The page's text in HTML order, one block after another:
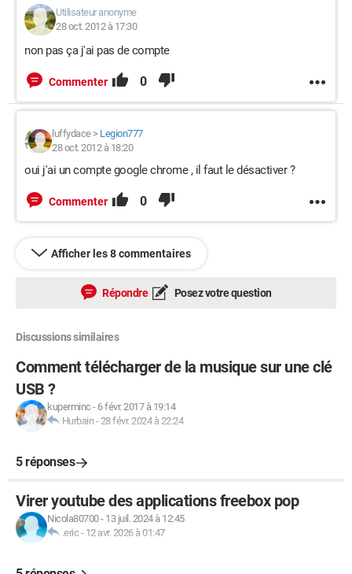
Utilisateur anonyme
28 oct. 2012 à 17:30
non pas ça j'ai pas de compte
Commenter 0
luffydace> Legion777
28 oct. 2012 à 18:20
oui j'ai un compte google chrome , il faut le désactiver ?
Commenter 0
Afficher les 8 commentaires
Répondre Posez votre question
Discussions similaires
Comment télécharger de la musique sur une clé
USB ?
kuperminc - 6 févr. 2017 à 19:14
Hurbain-28 févr. 2024 à 22:24
5 réponses
Virer youtube des applications freebox pop
Nicola80700- 13 juil. 2024 à 12:45
.eric - 12 avr. 2026 à 01:47